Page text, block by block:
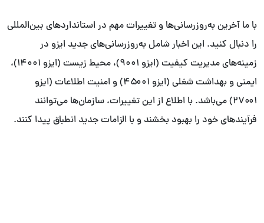
با ما آخرین به‌روزرسانی‌ها و تغییرات مهم در استانداردهای بین‌المللی
را دنبال کنید. این اخبار شامل به‌روزرسانی‌های جدید ایزو در
زمینه‌های مدیریت کیفیت (ایزو ۹۰۰۱)، محیط زیست (ایزو ۱۴۰۰۱)،
ایمنی و بهداشت شغلی (ایزو ۴۵۰۰۱) و امنیت اطلاعات (ایزو
۲۷۰۰۱) می‌باشد. با اطلاع از این تغییرات، سازمان‌ها می‌توانند
فرآیندهای خود را بهبود بخشند و با الزامات جدید انطباق پیدا کنند.